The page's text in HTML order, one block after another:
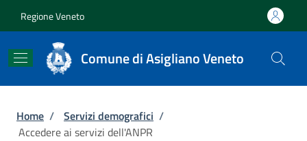
Regione Veneto
Comune di Asigliano Veneto
Briciole di pane
Home / Servizi demografici /
Accedere ai servizi dell'ANPR